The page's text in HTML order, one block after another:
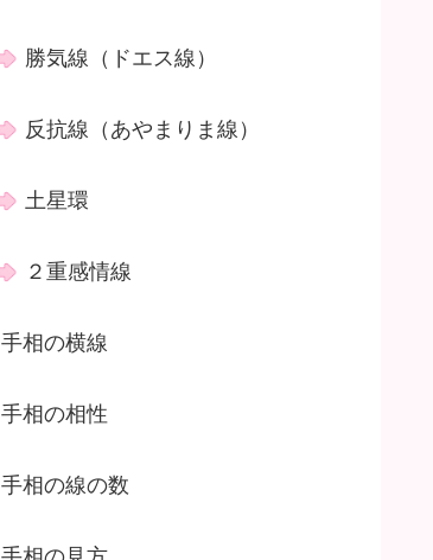
勝気線（ドエス線）
反抗線（あやまりま線）
土星環
２重感情線
手相の横線
手相の相性
手相の線の数